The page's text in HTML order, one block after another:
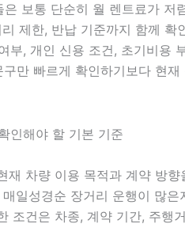
은 보통 단순히 월 렌트료가
제한, 반납 기준까지 함께
부, 개인 신용 조건, 초기비용
만 빠르게 확인하기보다 현
인해야 할 기본 기준
재 차량 이용 목적과 계약 방
일성경순 장거리 운행이 많
조건은 차종, 계약 기간, 주행